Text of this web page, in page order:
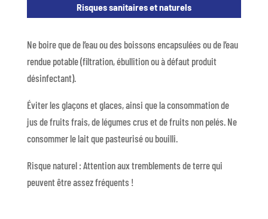
Risques sanitaires et naturels
Ne boire que de l’eau ou des boissons encapsulées ou de l’eau
rendue potable (filtration, ébullition ou à défaut produit
désinfectant).
Éviter les glaçons et glaces, ainsi que la consommation de
jus de fruits frais, de légumes crus et de fruits non pelés. Ne
consommer le lait que pasteurisé ou bouilli.
Risque naturel : Attention aux tremblements de terre qui
peuvent être assez fréquents !